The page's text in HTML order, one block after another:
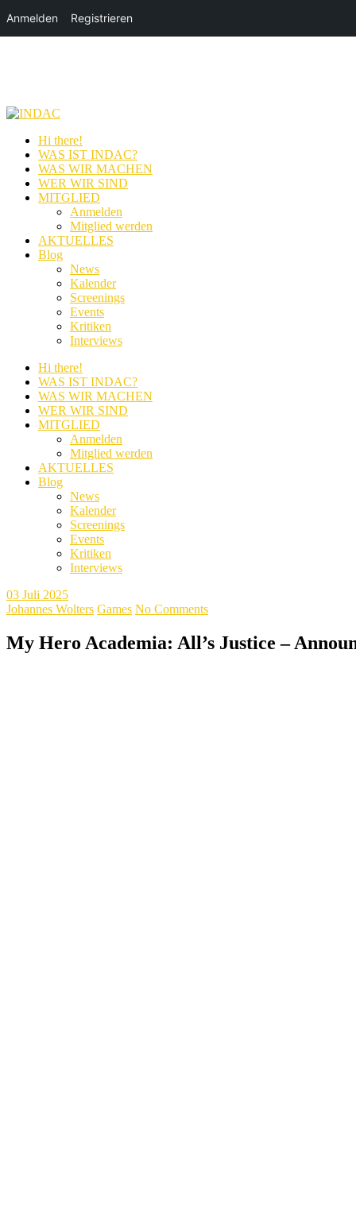
Anmelden Registrieren
Hi there!
WAS IST INDAC?
WAS WIR MACHEN
WER WIR SIND
MITGLIED
Anmelden
Mitglied werden
AKTUELLES
Blog
News
Kalender
Screenings
Events
Kritiken
Interviews
Hi there!
WAS IST INDAC?
WAS WIR MACHEN
WER WIR SIND
MITGLIED
Anmelden
Mitglied werden
AKTUELLES
Blog
News
Kalender
Screenings
Events
Kritiken
Interviews
03 Juli 2025
Johannes Wolters Games No Comments
My Hero Academia: All’s Justice –